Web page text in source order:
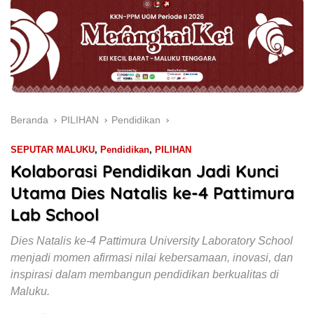
Beranda PILIHAN Pendidikan
SEPUTAR MALUKU, Pendidikan, PILIHAN
Kolaborasi Pendidikan Jadi Kunci
Utama Dies Natalis ke-4 Pattimura
Lab School
Dies Natalis ke-4 Pattimura University Laboratory School
menjadi momen afirmasi nilai kebersamaan, inovasi, dan
inspirasi dalam membangun pendidikan berkualitas di
Maluku.